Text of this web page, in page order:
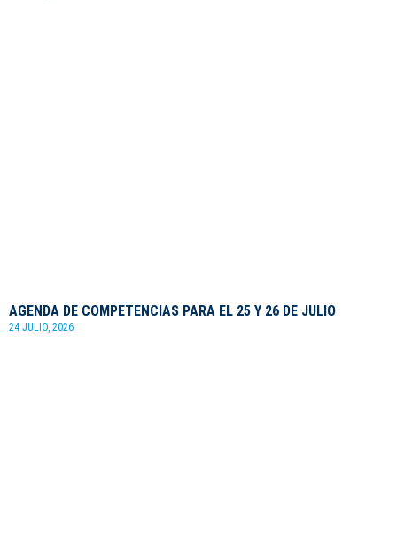
AGENDA DE COMPETENCIAS PARA EL 25 Y 26 DE JULIO
24 JULIO, 2026